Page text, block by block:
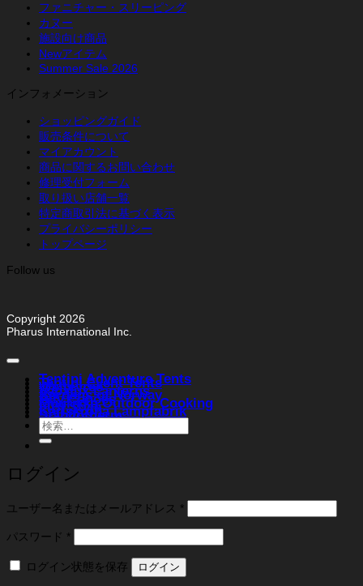
ファニチャー・スリーピング
カヌー
施設向け商品
Newアイテム
Summer Sale 2026
インフォメーション
ショッピングガイド
販売条件について
マイアカウント
商品に関するお問い合わせ
修理受付フォーム
取り扱い店舗一覧
特定商取引法に基づく表示
プライバシーポリシー
トップページ
Follow us
Copyright 2026
Pharus International Inc.
Tentipi Adventure Tents
Tentipi Event Tents
Weltevree
Vapalux Lanterns
Bergans of Norway
Ally Canoes
Muurikka Outdoor Cooking
FIBI Style
Karlskrona Lampfabrik
Stabilotherm
検
索
対
象:
ログイン
ユーザー名またはメールアドレス *
パスワード *
ログイン状態を保存
ログイン